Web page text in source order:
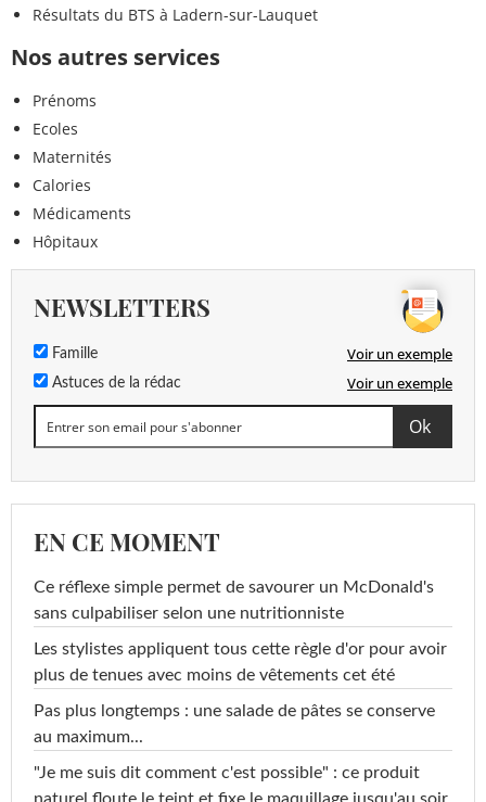
Résultats du BTS à Ladern-sur-Lauquet
Nos autres services
Prénoms
Ecoles
Maternités
Calories
Médicaments
Hôpitaux
NEWSLETTERS
Famille Voir un exemple
Astuces de la rédac Voir un exemple
EN CE MOMENT
Ce réflexe simple permet de savourer un McDonald's
sans culpabiliser selon une nutritionniste
Les stylistes appliquent tous cette règle d'or pour avoir
plus de tenues avec moins de vêtements cet été
Pas plus longtemps : une salade de pâtes se conserve
au maximum...
"Je me suis dit comment c'est possible" : ce produit